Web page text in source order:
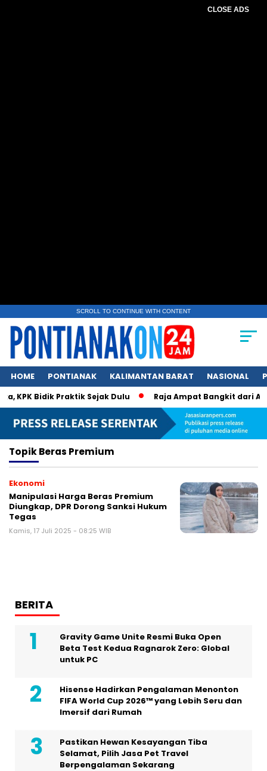
CLOSE ADS
SCROLL TO CONTINUE WITH CONTENT
HOME PONTIANAK KALIMANTAN BARAT NASIONAL
KPK Bidik Praktik Sejak Dulu Raja Ampat Bangkit dari
TopikBeras Premium
Ekonomi
Manipulasi Harga Beras Premium
Diungkap, DPR Dorong Sanksi Hukum
Tegas
Kamis, 17 Juli 2025 - 08:25 WIB
BERITA
Gravity Game Unite Resmi Buka Open
Beta Test Kedua Ragnarok Zero: Global
untuk PC
Hisense Hadirkan Pengalaman Menonton
FIFA World Cup 2026™ yang Lebih Seru dan
Imersif dari Rumah
Pastikan Hewan Kesayangan Tiba
Selamat, Pilih Jasa Pet Travel
Berpengalaman Sekarang